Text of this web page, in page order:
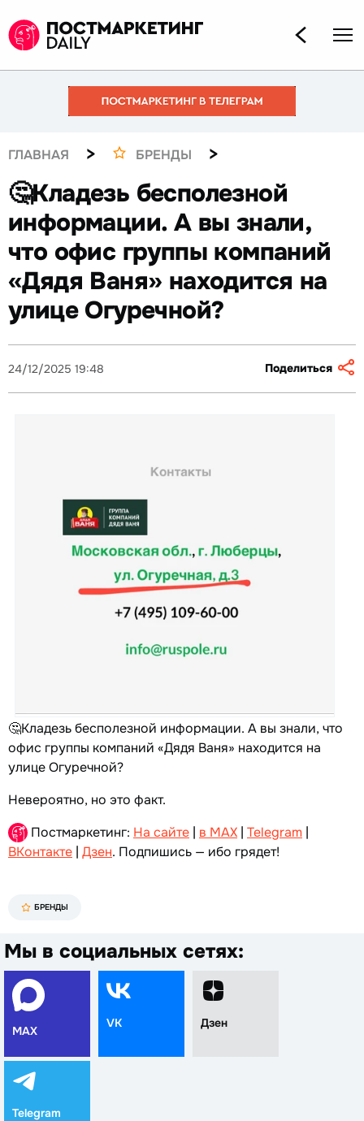
ГЛАВНАЯ > БРЕНДЫ >
🤔Кладезь бесполезной
информации. А вы знали,
что офис группы компаний
«Дядя Ваня» находится на
улице Огуречной?
24/12/2025 19:48 Поделиться
🤔Кладезь бесполезной информации. А вы знали, что
офис группы компаний «Дядя Ваня» находится на
улице Огуречной?
Невероятно, но это факт.
Постмаркетинг: На сайте | в MAX | Telegram |
ВКонтакте | Дзен. Подпишись — ибо грядет!
БРЕНДЫ
Мы в социальных сетях:
MAX
VK Дзен
Telegram